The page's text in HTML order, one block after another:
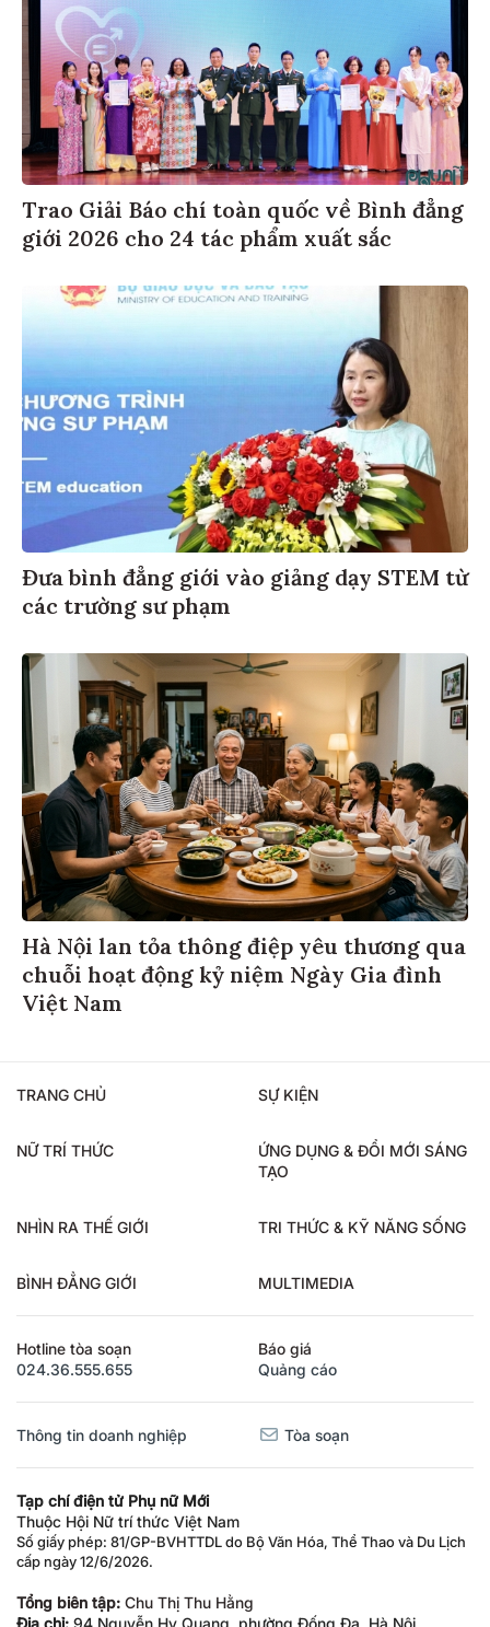
Trao Giải Báo chí toàn quốc về Bình đẳng
giới 2026 cho 24 tác phẩm xuất sắc
Đưa bình đẳng giới vào giảng dạy STEM từ
các trường sư phạm
Hà Nội lan tỏa thông điệp yêu thương qua
chuỗi hoạt động kỷ niệm Ngày Gia đình
Việt Nam
TRANG CHỦ SỰ KIỆN
NỮ TRÍ THỨC
ỨNG DỤNG & ĐỔI MỚI SÁNG
TẠO
NHÌN RA THẾ GIỚI TRI THỨC & KỸ NĂNG SỐNG
BÌNH ĐẲNG GIỚI MULTIMEDIA
Hotline tòa soạn
024.36.555.655
Báo giá
Quảng cáo
Thông tin doanh nghiệp Tòa soạn
Tạp chí điện tử Phụ nữ Mới
Thuộc Hội Nữ trí thức Việt Nam
Số giấy phép: 81/GP-BVHTTDL do Bộ Văn Hóa, Thể Thao và Du Lịch
cấp ngày 12/6/2026.
Tổng biên tập: Chu Thị Thu Hằng
Địa chỉ: 94 Nguyễn Hy Quang, phường Đống Đa, Hà Nội.